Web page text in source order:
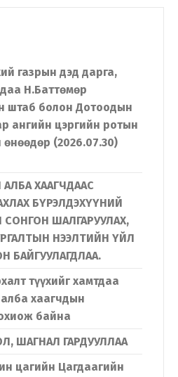
газрын дэд дарга,
Н.Баттөмөр
штаб болон Дотоодын
ангийн цэргийн ротын
(2026.07.30)
АЛБА ХААГЧДААС
БҮРЭЛДЭХҮҮНИЙ
ШАЛГАРУУЛАХ,
НЭЭЛТИЙН ҮЙЛ
БАЙГУУЛАГДЛАА.
түүхийг хамтдаа
алба хаагчдын
байна
ШАГНАЛ ГАРДУУЛЛАА
цагийн Цагдаагийн